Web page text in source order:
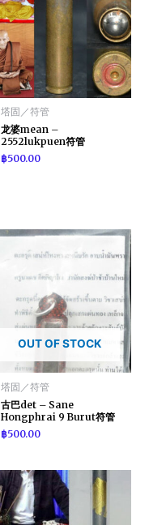
塔固／符管
龙婆mean –
2552lukpuen符管
฿500.00
OUT OF STOCK
塔固／符管
古巴det – Sane
Hongphrai 9 Burut符管
฿500.00